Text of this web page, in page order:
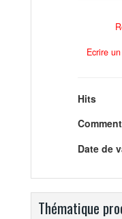
Ecrire
Hits
Date de
Thématique